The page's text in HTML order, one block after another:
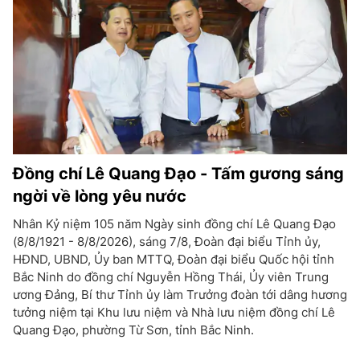
Đồng chí Lê Quang Đạo - Tấm gương sáng
ngời về lòng yêu nước
Nhân Kỷ niệm 105 năm Ngày sinh đồng chí Lê Quang Đạo
(8/8/1921 - 8/8/2026), sáng 7/8, Đoàn đại biểu Tỉnh ủy,
HĐND, UBND, Ủy ban MTTQ, Đoàn đại biểu Quốc hội tỉnh
Bắc Ninh do đồng chí Nguyễn Hồng Thái, Ủy viên Trung
ương Đảng, Bí thư Tỉnh ủy làm Trưởng đoàn tới dâng hương
tưởng niệm tại Khu lưu niệm và Nhà lưu niệm đồng chí Lê
Quang Đạo, phường Từ Sơn, tỉnh Bắc Ninh.